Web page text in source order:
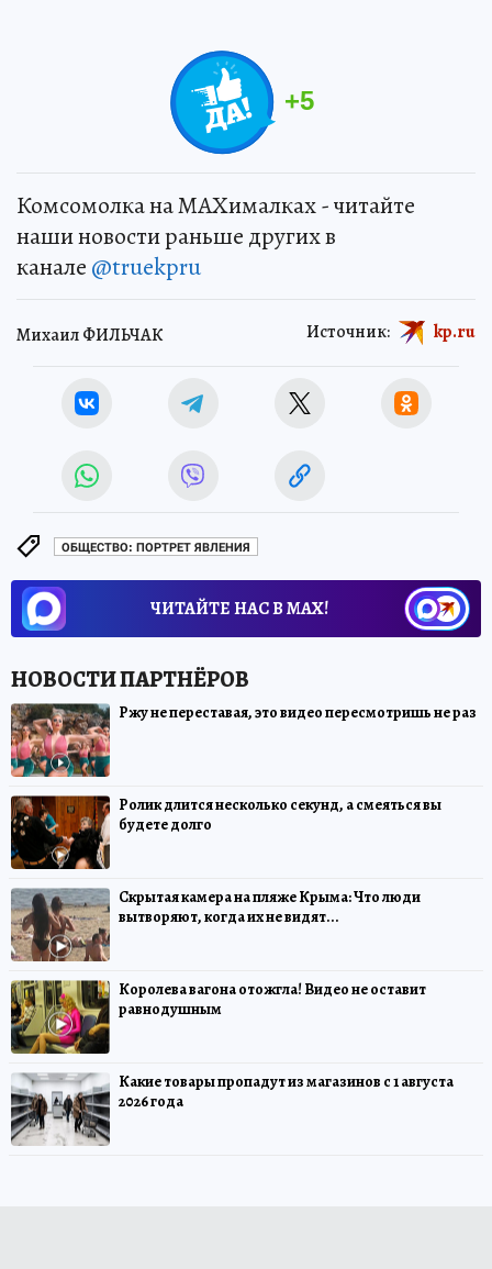
+5
Комсомолка на MAXималках - читайте
наши новости раньше других в
канале @truekpru
Михаил ФИЛЬЧАК Источник: kp.ru
ОБЩЕСТВО: ПОРТРЕТ ЯВЛЕНИЯ
ЧИТАЙТЕ НАС В МАХ!
Ржу не переставая, это видео пересмотришь не раз
Ролик длится несколько секунд, а смеяться вы
будете долго
Скрытая камера на пляже Крыма: Что люди
вытворяют, когда их не видят...
Королева вагона отожгла! Видео не оставит
равнодушным
Какие товары пропадут из магазинов с 1 августа
2026 года